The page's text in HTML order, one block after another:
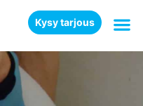
Kysy tarjous